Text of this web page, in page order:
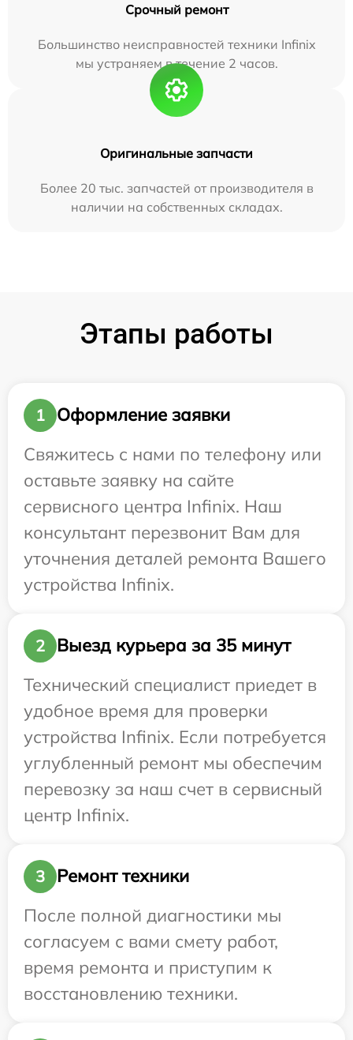
Срочный ремонт
Большинство неисправностей техники Infinix
мы устраняем в течение 2 часов.
Оригинальные запчасти
Более 20 тыс. запчастей от производителя в
наличии на собственных складах.
Этапы работы
1
Оформление заявки
Свяжитесь с нами по телефону или
оставьте заявку на сайте
сервисного центра Infinix. Наш
консультант перезвонит Вам для
уточнения деталей ремонта Вашего
устройства Infinix.
2
Выезд курьера за 35 минут
Технический специалист приедет в
удобное время для проверки
устройства Infinix. Если потребуется
углубленный ремонт мы обеспечим
перевозку за наш счет в сервисный
центр Infinix.
3
Ремонт техники
После полной диагностики мы
согласуем с вами смету работ,
время ремонта и приступим к
восстановлению техники.